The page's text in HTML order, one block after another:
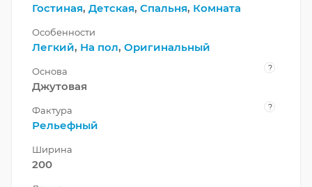
Гостиная, Детская, Спальня, Комната
Особенности
Легкий, На пол, Оригинальный
Основа ?
Джутовая
Фактура ?
Рельефный
Ширина
200